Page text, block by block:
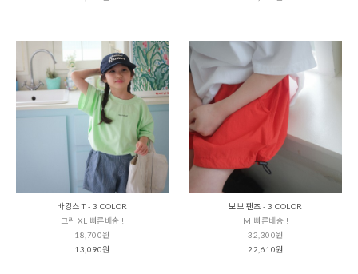
바캉스 T - 3 COLOR
그린 XL 빠른배송 !
18,700원
13,090원
보브 팬츠 - 3 COLOR
M 빠른배송 !
32,300원
22,610원